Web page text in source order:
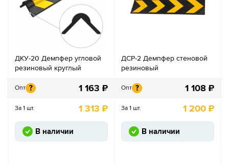
ДКУ-20 Демпфер угловой
резиновый круглый
Опт ? 1 163 ₽
За 1 шт. 1 313 ₽
В наличии
ДСР-2 Демпфер стеновой
резиновый
Опт ? 1 108 ₽
За 1 шт. 1 200 ₽
В наличии